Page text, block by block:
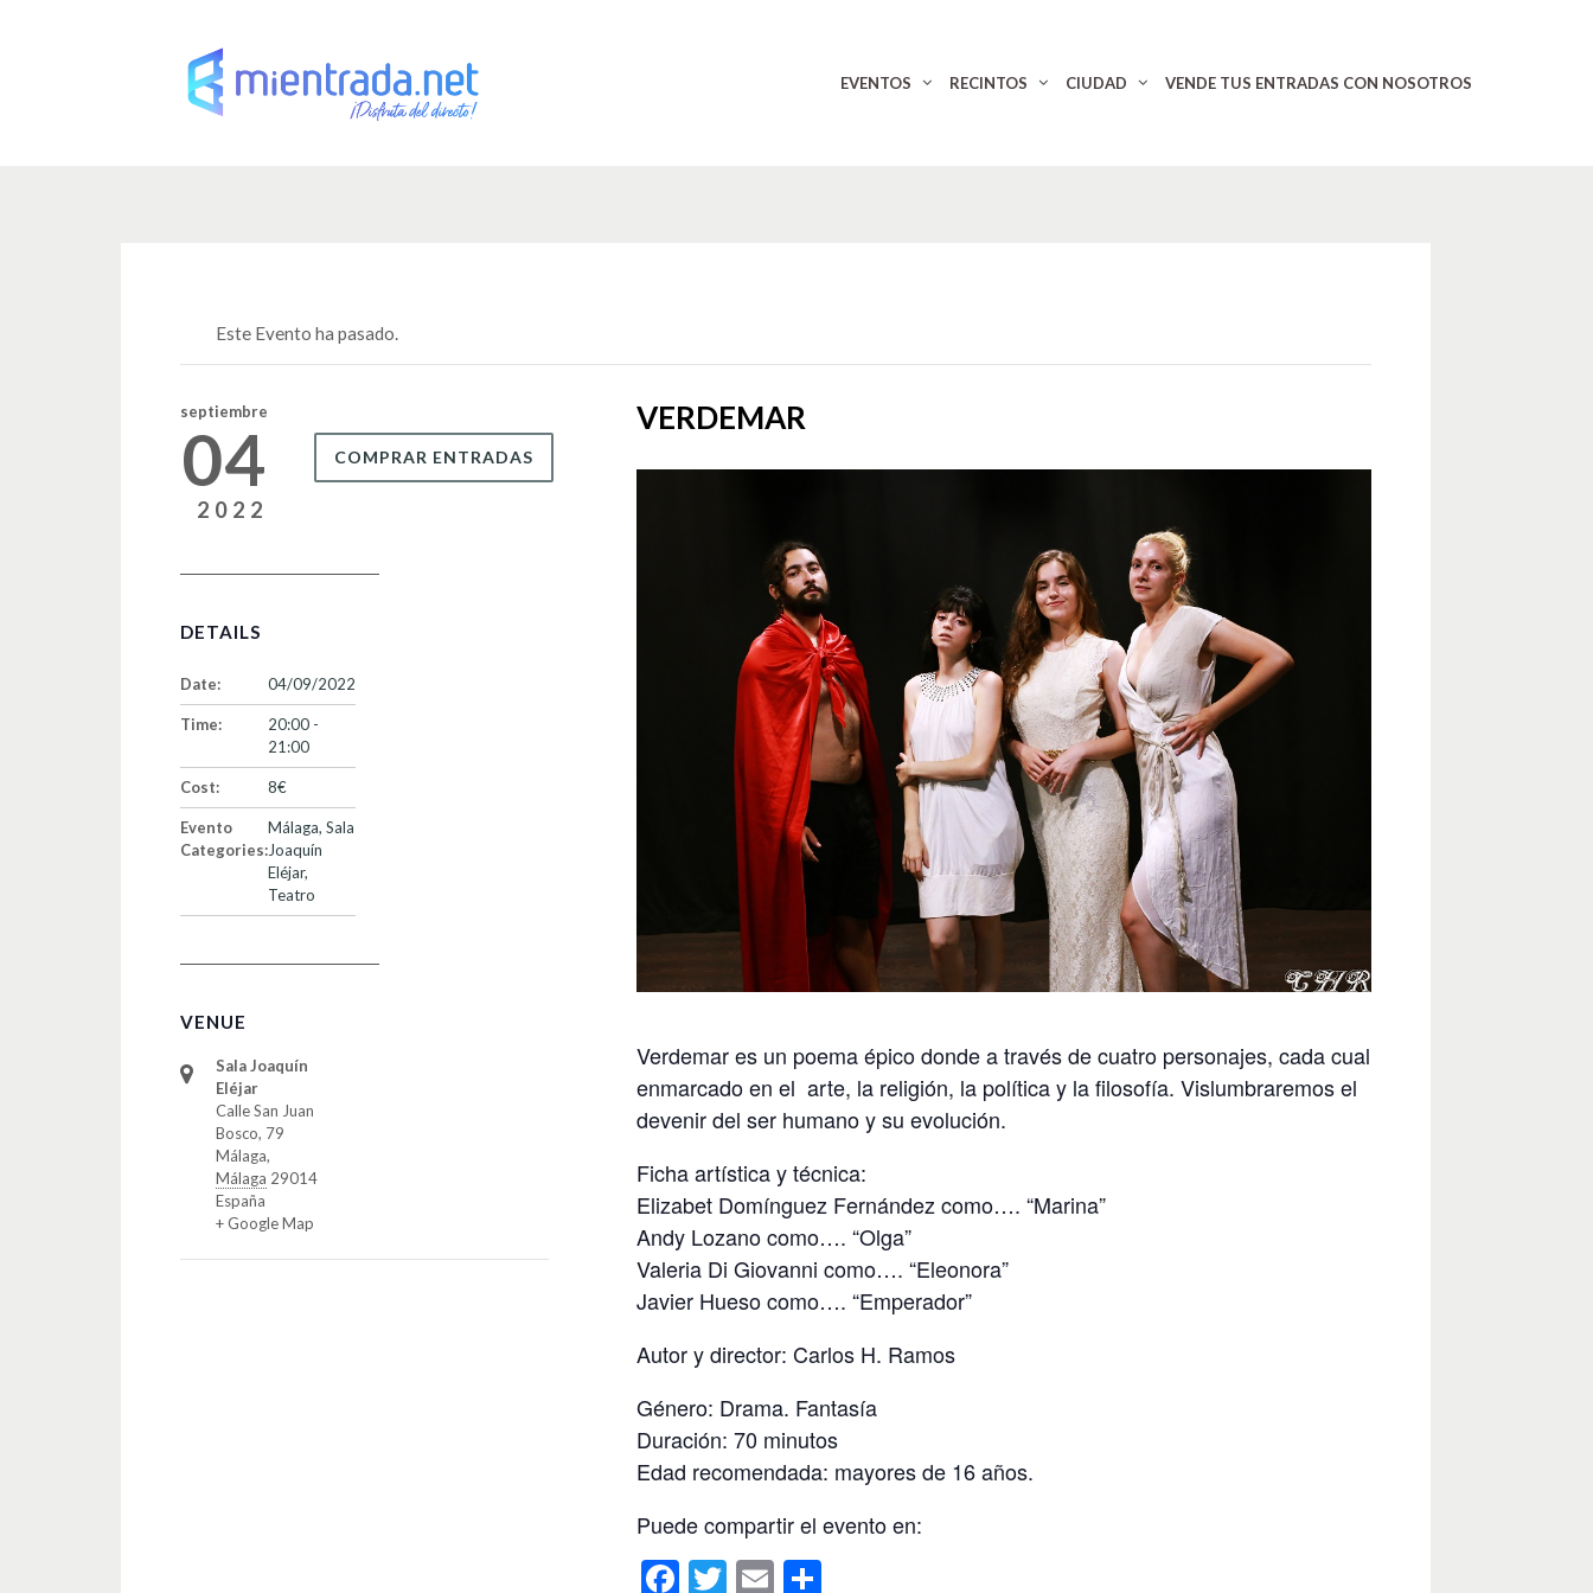
EVENTOS RECINTOS CIUDAD VENDE TUS ENTRADAS CON NOSOTROS
Este Evento ha pasado.
VERDEMAR
Verdemar es un poema épico donde a través de cuatro personajes, cada cual
enmarcado en el arte, la religión, la política y la filosofía. Vislumbraremos el
devenir del ser humano y su evolución.
Ficha artística y técnica:
Elizabet Domínguez Fernández como…. “Marina”
Andy Lozano como…. “Olga”
Valeria Di Giovanni como…. “Eleonora”
Javier Hueso como…. “Emperador”
Autor y director: Carlos H. Ramos
Género: Drama. Fantasía
Duración: 70 minutos
Edad recomendada: mayores de 16 años.
Puede compartir el evento en:
F T E C
septiembre
04
2022
COMPRAR ENTRADAS
DETAILS
Date: 04/09/2022
Time:
20:00 -
21:00
Cost: 8€
Evento
Categories:
Málaga, Sala
Joaquín
Eléjar,
Teatro
VENUE
Sala Joaquín
Eléjar
Calle San Juan
Bosco, 79
Málaga,
Málaga 29014
España
+ Google Map